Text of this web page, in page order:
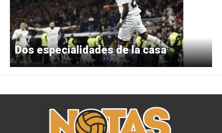
Dos especialidades de la casa